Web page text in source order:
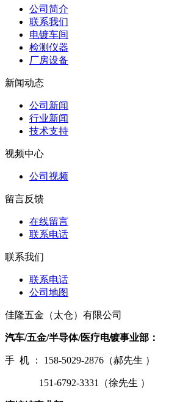
公司简介
联系我们
电镀车间
检测仪器
厂房设备
新闻动态
公司新闻
行业新闻
技术支持
视频中心
公司视频
留言反馈
在线留言
联系电话
联系我们
联系电话
公司地图
佳隆五金（太仓）有限公司
汽车/五金/半导体/医疗电镀事业部：
手 机 ： 158-5029-2876（郝先生 ）
151-6792-3331（徐先生 ）